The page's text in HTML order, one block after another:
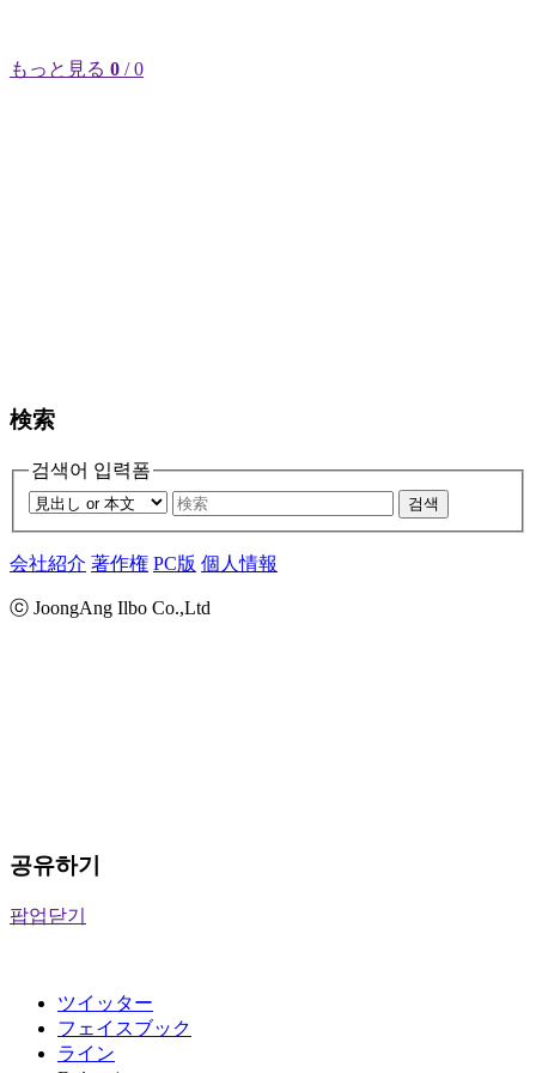
もっと見る 0 / 0
検索
검색어 입력폼
검색
会社紹介 著作権 PC版 個人情報
ⓒ JoongAng Ilbo Co.,Ltd
공유하기
팝업닫기
ツイッター
フェイスブック
ライン